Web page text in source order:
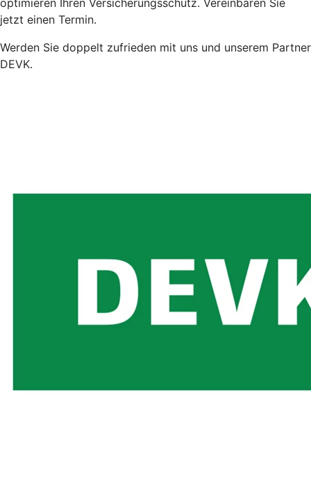
jetzt einen Termin.
Werden Sie doppelt zufrieden mit uns und unserem Partner
DEVK.